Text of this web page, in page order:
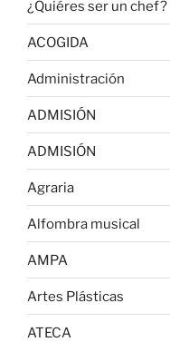
¿Quiéres ser un chef?
ACOGIDA
Administración
ADMISIÓN
ADMISIÓN
Agraria
Alfombra musical
AMPA
Artes Plásticas
ATECA